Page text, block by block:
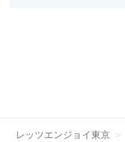
レッツエンジョイ東京